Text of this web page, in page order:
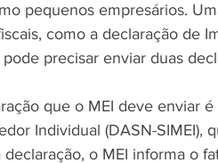
pequenos empresários.
como a declaração de
pode precisar enviar duas
que o MEI deve enviar
Individual (DASN-SIMEI),
declaração, o MEI informa o